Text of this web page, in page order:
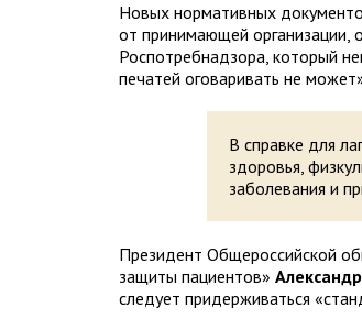
Новых нормативных
от принимающей организации,
Роспотребнадзора, который
печатей оговаривать не
В справке для
здоровья,
заболевания и
Президент Общероссийской
защиты пациентов»
следует придерживаться